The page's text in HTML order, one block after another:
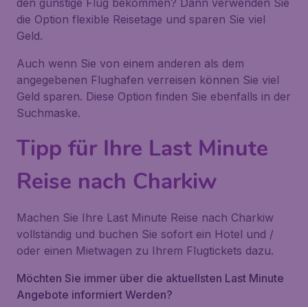
den günstige Flug bekommen? Dann verwenden Sie
die Option flexible Reisetage und sparen Sie viel
Geld.
Auch wenn Sie von einem anderen als dem
angegebenen Flughafen verreisen können Sie viel
Geld sparen. Diese Option finden Sie ebenfalls in der
Suchmaske.
Tipp für Ihre Last Minute
Reise nach Charkiw
Machen Sie Ihre Last Minute Reise nach Charkiw
vollständig und buchen Sie sofort ein Hotel und /
oder einen Mietwagen zu Ihrem Flugtickets dazu.
Möchten Sie immer über die aktuellsten Last Minute
Angebote informiert Werden?